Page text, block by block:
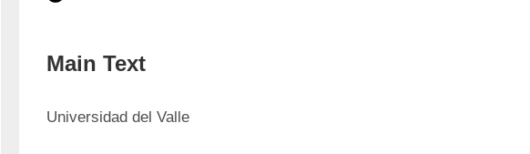
Main Text
Universidad del Valle